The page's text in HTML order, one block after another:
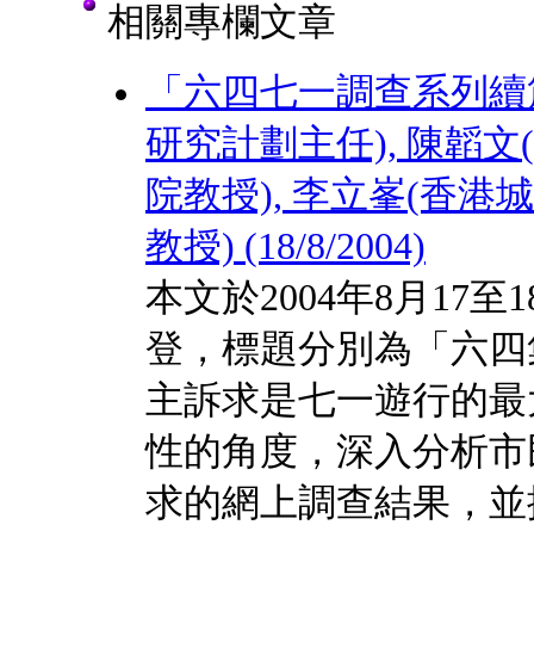
相關專欄文章
「六四七一調查系列
研究計劃主任), 陳韜
院教授), 李立峯(香港
教授) (18/8/2004)
本文於2004年8月17至
登，標題分別為「六
主訴求是七一遊行的
性的角度，深入分析
求的網上調查結果，